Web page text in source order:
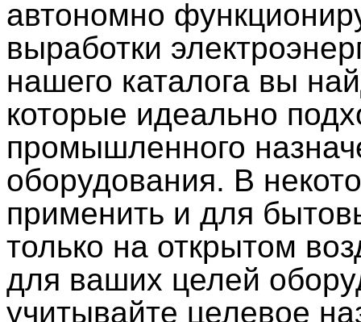
автономно
выработки
нашего каталога вы
которые идеально
промышленного
оборудования. В
применить и для
только на открытом
для ваших целей
учитывайте целевое